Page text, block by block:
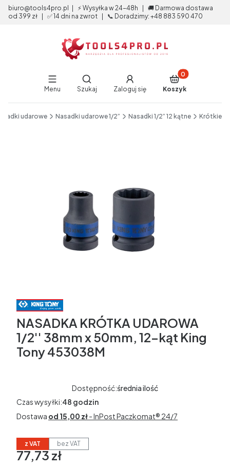
biuro@tools4pro.pl | ⚡ Wysyłka w 24-48h | 🚚 Darmowa dostawa
od 399 zł | ✅ 14 dni na zwrot | 📞 Doradzimy: +48 883 590 470
Menu
Otwórz wyszukiwarkę
Szukaj Zaloguj się
Produkty w
Koszyk
udarowe Nasadki udarowe 1/2” Nasadki 1/2” 12 kątne Krótkie
NASADKA KRÓTKA UDAROWA
1/2'' 38mm x 50mm, 12-kąt King
Tony 453038M
Dostępność:średnia ilość
Czas wysyłki:48 godzin
Dostawa od 15,00 zł- InPost Paczkomat® 24/7
z VAT bez VAT
Cena
77,73 zł
w tym 23% VAT
w tym